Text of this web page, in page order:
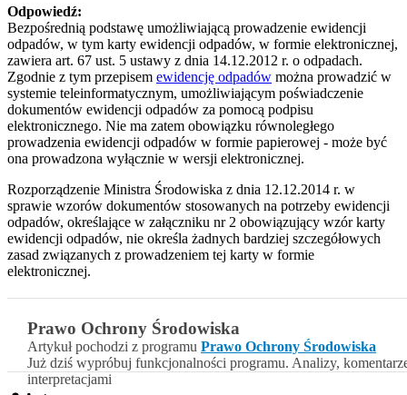
Odpowiedź:
Bezpośrednią podstawę umożliwiającą prowadzenie ewidencji
odpadów, w tym karty ewidencji odpadów, w formie elektronicznej,
zawiera art. 67 ust. 5 ustawy z dnia 14.12.2012 r. o odpadach.
Zgodnie z tym przepisem ewidencję odpadów można prowadzić w
systemie teleinformatycznym, umożliwiającym poświadczenie
dokumentów ewidencji odpadów za pomocą podpisu
elektronicznego. Nie ma zatem obowiązku równoległego
prowadzenia ewidencji odpadów w formie papierowej - może być
ona prowadzona wyłącznie w wersji elektronicznej.
Rozporządzenie Ministra Środowiska z dnia 12.12.2014 r. w
sprawie wzorów dokumentów stosowanych na potrzeby ewidencji
odpadów, określające w załączniku nr 2 obowiązujący wzór karty
ewidencji odpadów, nie określa żadnych bardziej szczegółowych
zasad związanych z prowadzeniem tej karty w formie
elektronicznej.
Prawo Ochrony Środowiska
Artykuł pochodzi z programu Prawo Ochrony Środowiska
Już dziś wypróbuj funkcjonalności programu. Analizy,
interpretacjami